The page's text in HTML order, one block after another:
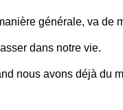
générale, va de
dans notre vie.
nous avons déjà du